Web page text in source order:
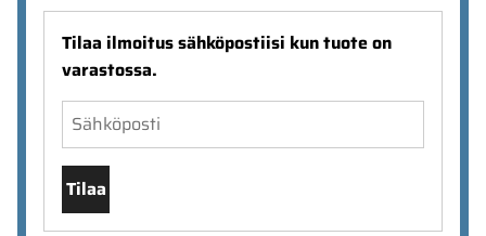
Tilaa ilmoitus sähköpostiisi kun tuote on
varastossa.
Tilaa